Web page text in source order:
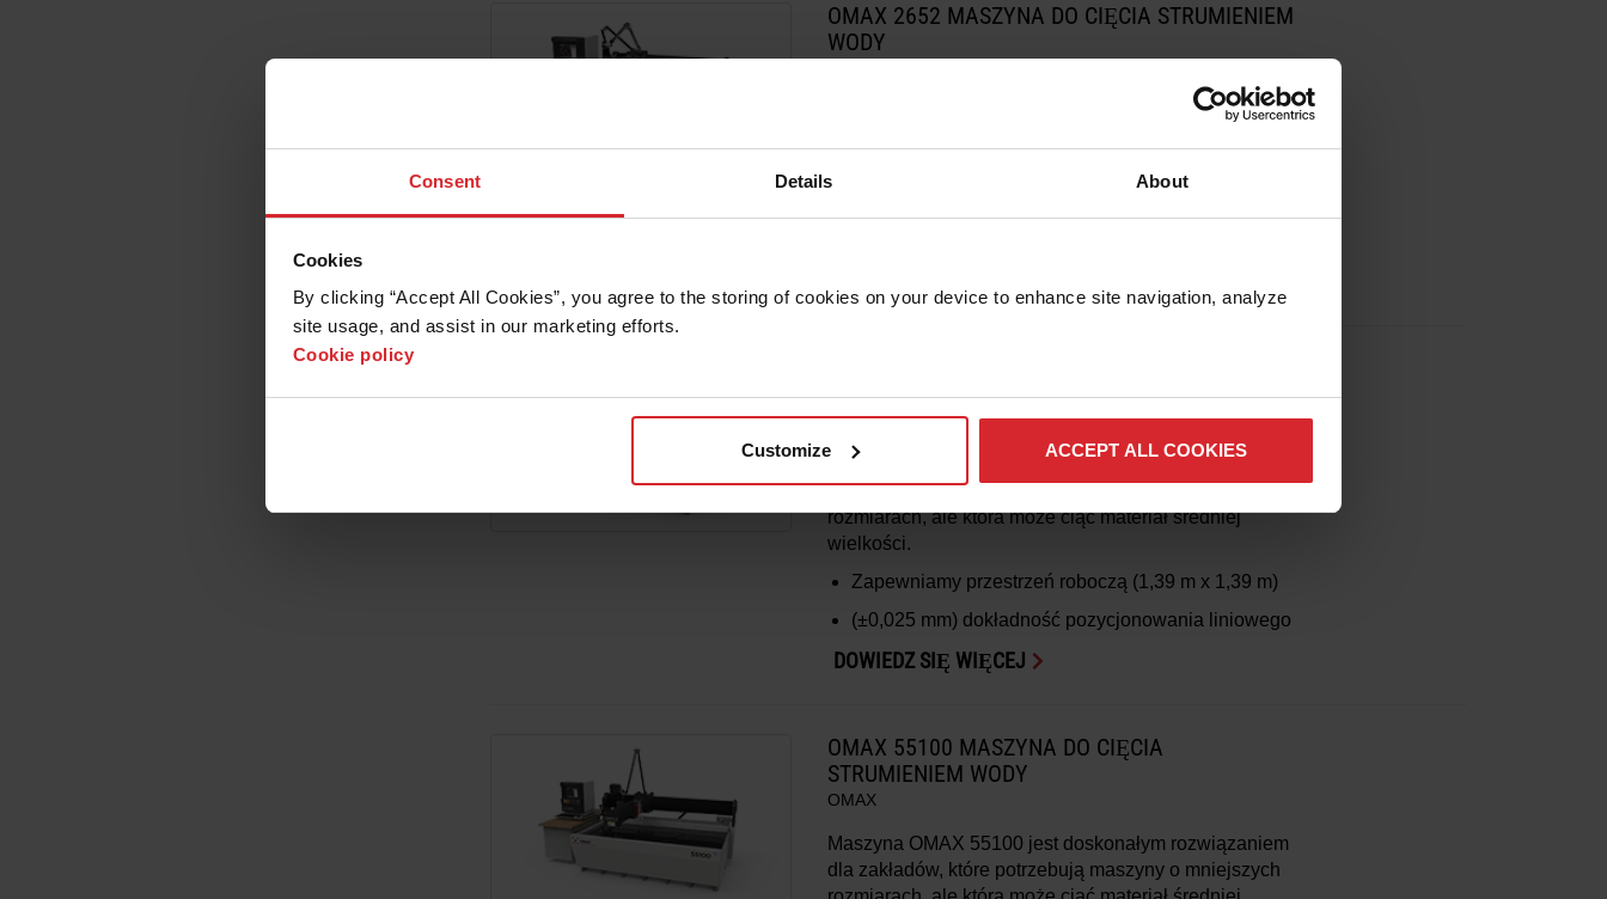
Consent Details About
Cookies
By clicking “Accept All Cookies”, you agree to the storing of cookies on your device to enhance site navigation, analyze
site usage, and assist in our marketing efforts.
Cookie policy
Customize ACCEPT ALL COOKIES
OMAX 2652 MASZYNA DO CIĘCIA STRUMIENIEM
WODY
Maszyna OMAX 2652 zajmuje niewielką powierzchnię,
WODY
OMAX
Maszyna OMAX 5555 jest wspaniały rozwiązaniem dla
zakładów, które potrzebują maszyny o mniejszych
rozmiarach, ale która może ciąć materiał średniej
wielkości.
Zapewniamy przestrzeń roboczą (1,39 m x 1,39 m)
(±0,025 mm) dokładność pozycjonowania liniowego
DOWIEDZ SIĘ WIĘCEJ
OMAX 55100 MASZYNA DO CIĘCIA
STRUMIENIEM WODY
OMAX
Maszyna OMAX 55100 jest doskonałym rozwiązaniem
dla zakładów, które potrzebują maszyny o mniejszych